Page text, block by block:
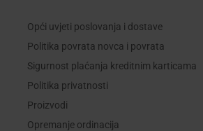
Opći uvjeti poslovanja i dostave
Politika povrata novca i povrata
Sigurnost plaćanja kreditnim karticama
Politika privatnosti
Proizvodi
Opremanje ordinacija